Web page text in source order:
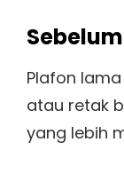
Plafon
atau retak
yang lebih